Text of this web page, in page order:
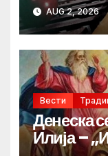
AUG 2, 2026
Вести
Денеска
Илија –